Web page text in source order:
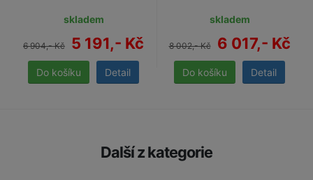
skladem
6 904,- Kč 5 191,- Kč
Detail
skladem
8 002,- Kč 6 017,- Kč
Detail
Další z kategorie